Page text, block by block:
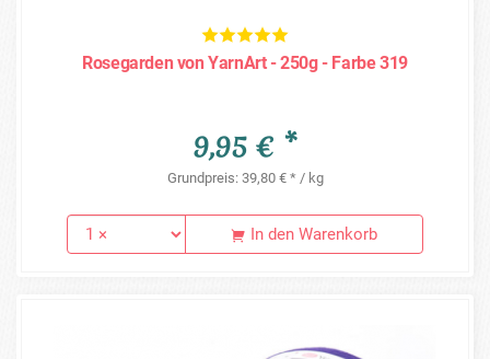
Rosegarden von YarnArt - 250g - Farbe 319
9,95 € *
Grundpreis: 39,80 € * / kg
In den Warenkorb